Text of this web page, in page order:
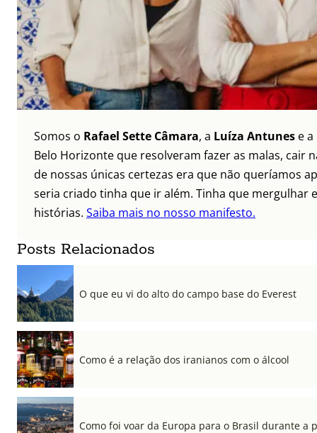
Somos o Rafael Sette Câmara, a Luíza Antunes e a
Belo Horizonte que resolveram fazer as malas, cair
de nossas únicas certezas era que não queríamos
seria criado tinha que ir além. Tinha que mergulhar
histórias. Saiba mais no nosso manifesto.
Posts Relacionados
O que eu vi do alto do campo base do Everest
Como é a relação dos iranianos com o álcool
Como foi voar da Europa para o Brasil durante a